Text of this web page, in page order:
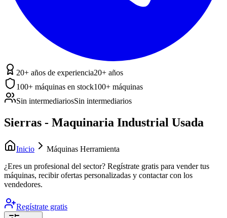
20+ años de experiencia20+ años
100+ máquinas en stock100+ máquinas
Sin intermediariosSin intermediarios
Sierras - Maquinaria Industrial Usada
Inicio
Máquinas Herramienta
¿Eres un profesional del sector? Regístrate gratis para vender tus
máquinas, recibir ofertas personalizadas y contactar con los
vendedores.
Regístrate gratis